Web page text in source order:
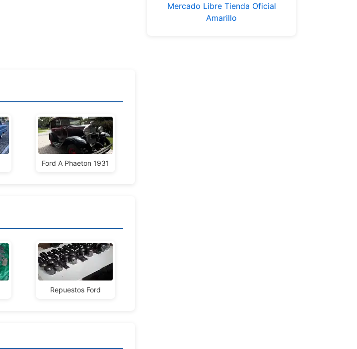
Ford A Phaeton 1931
Repuestos Ford
Mercado Libre Tienda Oficial
Amarillo